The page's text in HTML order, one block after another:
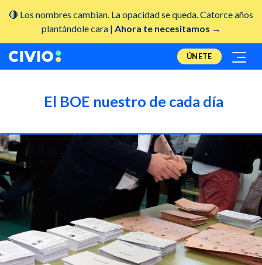
🔴 Los nombres cambian. La opacidad se queda. Catorce años
plantándole cara | Ahora te necesitamos →
ÚNETE
El BOE nuestro de cada día